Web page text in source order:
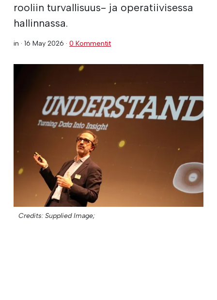
rooliin turvallisuus- ja operatiivisessa
hallinnassa.
in · 16 May 2026 · 0 Kommentit
Credits: Supplied Image;